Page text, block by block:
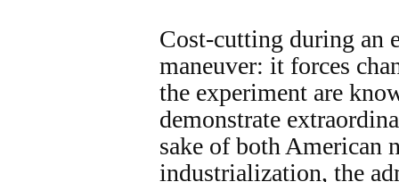
Cost-cutting during an
maneuver: it forces
the experiment are
demonstrate
sake of both American
industrialization, the